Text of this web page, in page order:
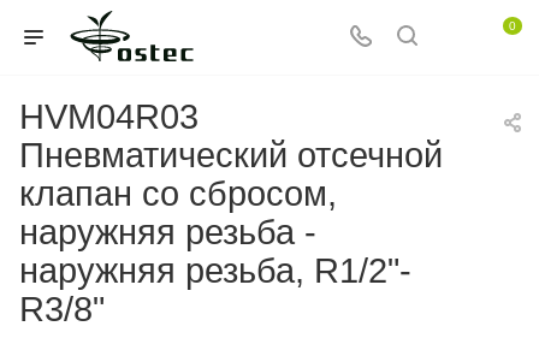
0
HVM04R03
Пневматический отсечной
клапан со сбросом,
наружняя резьба -
наружняя резьба, R1/2"-
R3/8"